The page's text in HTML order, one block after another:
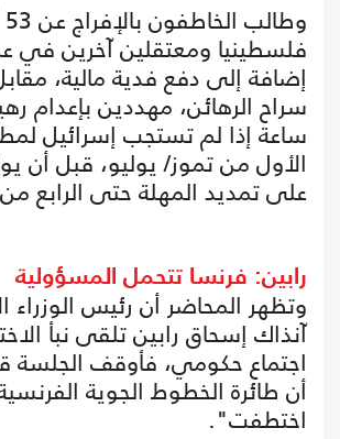
فلسطينيا ومعتقلين آخرين في
إضافة إلى دفع فدية مالية،
سراح الرهائن، مهددين بإعدام
ساعة إذا لم تستجب إسرائيل
الأول من تموز/ يوليو، قبل أن
على تمديد المهلة حتى الرابع
رابين: فرنسا تتحمل المسؤولية
وتظهر المحاضر أن رئيس الوزراء
آنذاك إسحاق رابين تلقى نبأ
اجتماع حكومي، فأوقف الجلسة
أن طائرة الخطوط الجوية
اختطفت".